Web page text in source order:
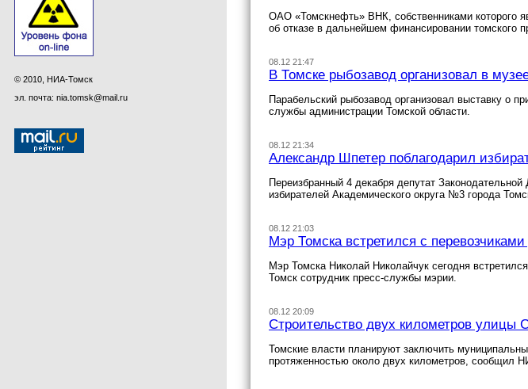
© 2010, НИА-Томск
эл. почта: nia.tomsk@mail.ru
ОАО «Томскнефть» ВНК, собственниками которого
об отказе в дальнейшем финансировании томского
08.12 21:47
В Томске рыбозавод организовал в
Парабельский рыбозавод организовал выставку о
службы администрации Томской области.
08.12 21:34
Александр Шпетер поблагодарил
Переизбранный 4 декабря депутат
избирателей Академического округа №3 города
08.12 21:03
Мэр Томска встретился с
Мэр Томска Николай Николайчук сегодня
Томск сотрудник пресс-службы мэрии.
08.12 20:09
Строительство двух километров улицы
Томские власти планируют заключить
протяженностью около двух километров, сообщил